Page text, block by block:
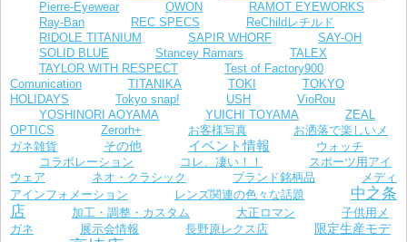
Pierre-Eyewear
QWON
RAMOT EYEWORKS
Ray-Ban
REC SPECS
ReChildレチルド
RIDOLE TITANIUM
SAPIR WHORF
SAY-OH
SOLID BLUE
Stancey Ramars TALEX
TAYLOR WITH RESPECT
Test of Factory900
Comunication
TITANIKA TOKI
TOKYO
HOLIDAYS
Tokyo snap! USH VioRou
YOSHINORI AOYAMA YUICHI TOYAMA
ZEAL
OPTICS
Zerorh+ お客様写真
お洒落で楽しいメ
ガネ雑貨
その他 イベント情報
ウォッチ
コラボレーション
コレ、凄い！！
スポーツ用アイ
ウェア
ネオ・クラシック ブランド銘柄品
メディ
アインフォメーション
レンズ関連の色々な話題
中之条
店
加工・調整・カスタム 大正ロマン
子供用メ
ガネ
展示会情報 長野原レクス店
限定生産モデ